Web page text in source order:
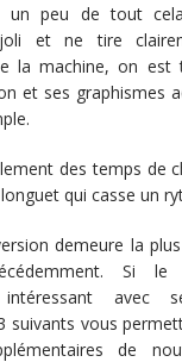
un peu de tout
joli et ne tire
la machine, on
et ses graphismes
des temps de
qui casse un
demeure la
Si le
intéressant avec
suivants vous
de